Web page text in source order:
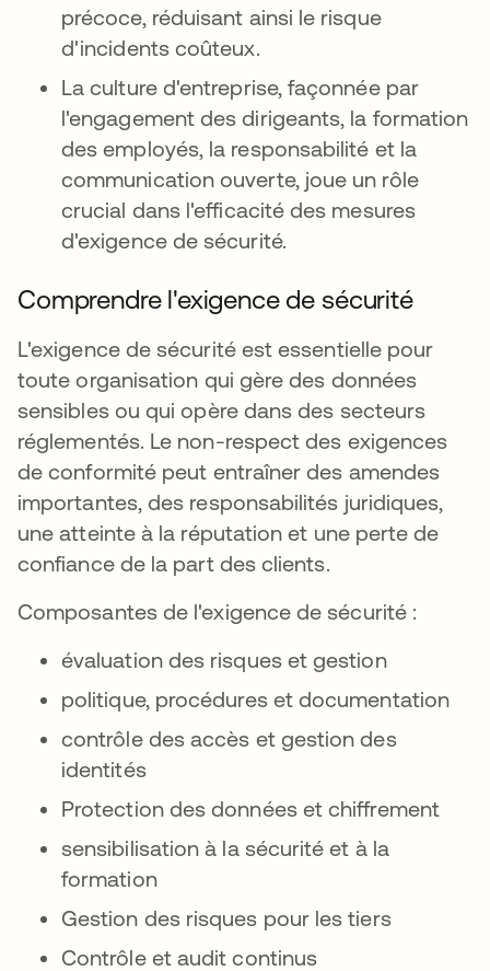
précoce, réduisant ainsi le risque
d'incidents coûteux.
La culture d'entreprise, façonnée par
l'engagement des dirigeants, la formation
des employés, la responsabilité et la
communication ouverte, joue un rôle
crucial dans l'efficacité des mesures
d'exigence de sécurité.
Comprendre l'exigence de sécurité
L'exigence de sécurité est essentielle pour
toute organisation qui gère des données
sensibles ou qui opère dans des secteurs
réglementés. Le non-respect des exigences
de conformité peut entraîner des amendes
importantes, des responsabilités juridiques,
une atteinte à la réputation et une perte de
confiance de la part des clients.
Composantes de l'exigence de sécurité :
évaluation des risques et gestion
politique, procédures et documentation
contrôle des accès et gestion des
identités
Protection des données et chiffrement
sensibilisation à la sécurité et à la
formation
Gestion des risques pour les tiers
Contrôle et audit continus